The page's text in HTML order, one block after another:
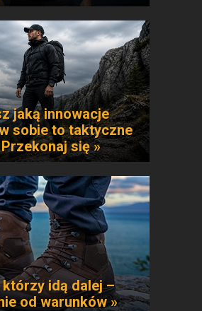
jaką innowacje
sobie to taktyczne
się »
którzy idą dalej –
od warunków »